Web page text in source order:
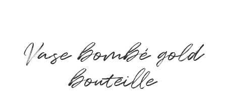
Vase bombé gold
bouteille